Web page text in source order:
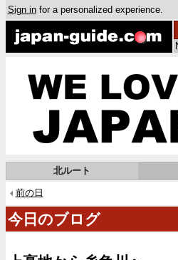
Sign infor a personalized experience.
北ルート
前の日
今日のブログ